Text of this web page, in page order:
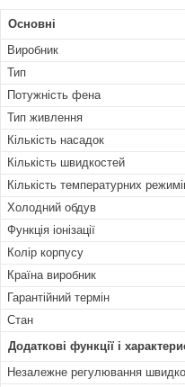
Основні
Виробник
Тип
Потужність фена
Тип живлення
Кількість насадок
Кількість швидкостей
Кількість температурних
Холодний обдув
Функція іонізації
Колір корпусу
Країна виробник
Гарантійний термін
Стан
Додаткові функції і
Незалежне регулювання